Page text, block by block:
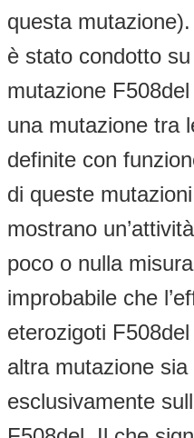
questa
è stato condotto
mutazione
una mutazione tra
definite con
di queste
mostrano
poco o nulla
improbabile che
eterozigoti
altra mutazione
esclusivamente